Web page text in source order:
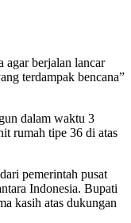
agar berjalan lancar
terdampak bencana”
dalam waktu 3
rumah tipe 36 di atas
pemerintah pusat
Indonesia. Bupati
kasih atas dukungan